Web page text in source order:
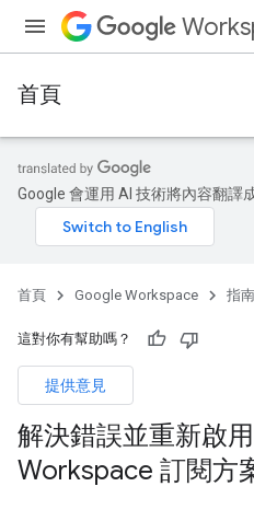
首頁
Google 會運用 AI 技術將內容翻譯
首頁 Google Workspace 指南
這對你有幫助嗎？
提供意見
解決錯誤並重新啟
Workspace 訂閱方